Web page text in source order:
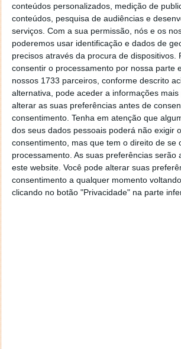
conteúdos personalizados, medição de
conteúdos, pesquisa de audiências e
serviços. Com a sua permissão, nós e os
poderemos usar identificação e dados de
precisos através da procura de dispositivos.
consentir o processamento por nossa parte
nossos 1733 parceiros, conforme descrito
alternativa, pode aceder a informações
alterar as suas preferências antes de
consentimento. Tenha em atenção que
dos seus dados pessoais poderá não exigir
consentimento, mas que tem o direito de se
processamento. As suas preferências serão
este website. Você pode alterar suas
consentimento a qualquer momento
clicando no botão "Privacidade" na parte